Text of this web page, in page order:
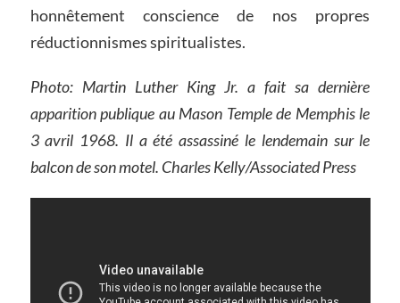
honnêtement conscience de nos propres
réductionnismes spiritualistes.
Photo: Martin Luther King Jr. a fait sa dernière
apparition publique au Mason Temple de Memphis le
3 avril 1968. Il a été assassiné le lendemain sur le
balcon de son motel. Charles Kelly/Associated Press